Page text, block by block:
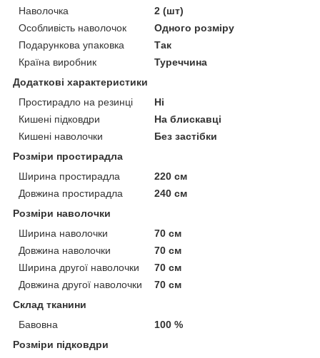
Наволочка
2 (шт)
Особливість наволочок
Одного розміру
Подарункова упаковка
Так
Країна виробник
Туреччина
Додаткові характеристики
Простирадло на резинці
Ні
Кишені підковдри
На блискавці
Кишені наволочки
Без застібки
Розміри простирадла
Ширина простирадла
220 см
Довжина простирадла
240 см
Розміри наволочки
Ширина наволочки
70 см
Довжина наволочки
70 см
Ширина другої наволочки
70 см
Довжина другої наволочки
70 см
Склад тканини
Бавовна
100 %
Розміри підковдри